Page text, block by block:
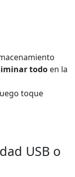
todo en la
toque
USB o